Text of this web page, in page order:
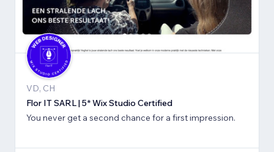
VD, CH
Flor IT SARL | 5* Wix Studio Certified
You never get a second chance for a first impression.